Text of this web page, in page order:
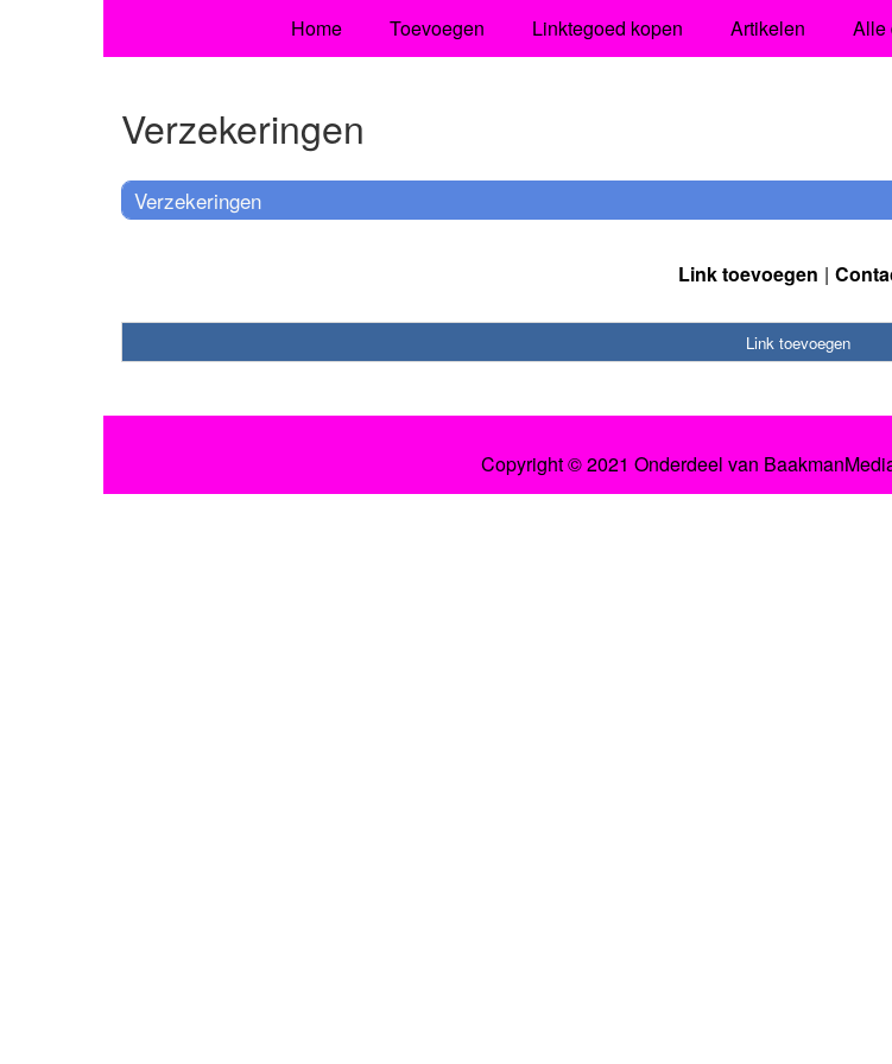
Home Toevoegen Linktegoed kopen Artikelen Alle
Verzekeringen
Verzekeringen
Link toevoegen
Link toevoegen
Copyright © 2021 Onderdeel van